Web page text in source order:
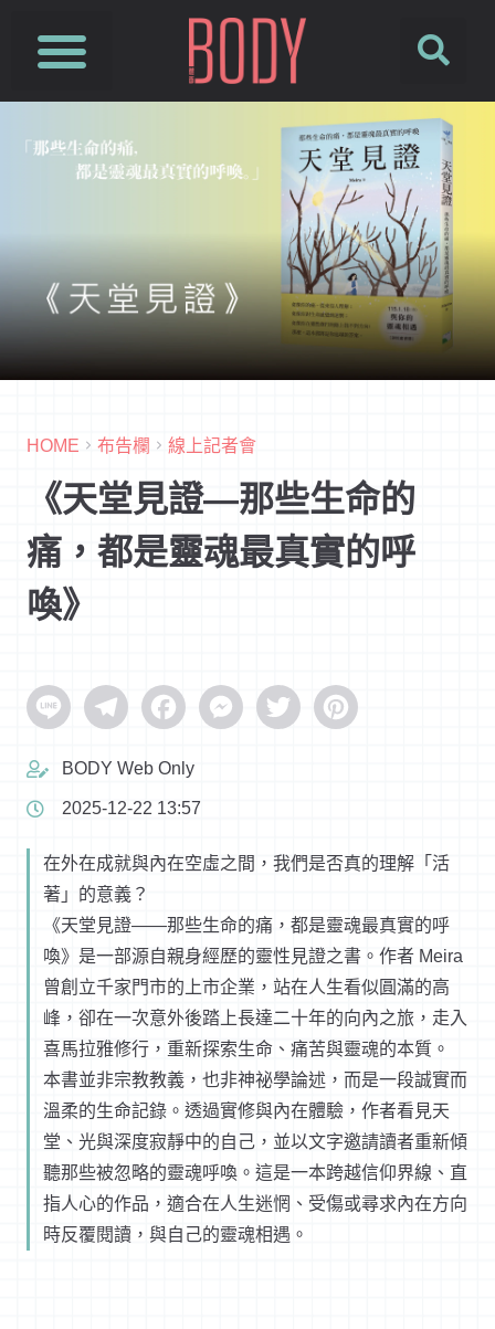
HOME 布告欄 線上記者會
《天堂見證—那些生命的
痛，都是靈魂最真實的呼
喚》
Line TelegramFacebookMessenger
Twitter Pinterest
BODY Web Only
2025-12-22 13:57
在外在成就與內在空虛之間，我們是否真的理解「活
著」的意義？
《天堂見證——那些生命的痛，都是靈魂最真實的呼
喚》是一部源自親身經歷的靈性見證之書。作者 Meira
曾創立千家門市的上市企業，站在人生看似圓滿的高
峰，卻在一次意外後踏上長達二十年的向內之旅，走入
喜馬拉雅修行，重新探索生命、痛苦與靈魂的本質。
本書並非宗教教義，也非神祕學論述，而是一段誠實而
溫柔的生命記錄。透過實修與內在體驗，作者看見天
堂、光與深度寂靜中的自己，並以文字邀請讀者重新傾
聽那些被忽略的靈魂呼喚。這是一本跨越信仰界線、直
指人心的作品，適合在人生迷惘、受傷或尋求內在方向
時反覆閱讀，與自己的靈魂相遇。